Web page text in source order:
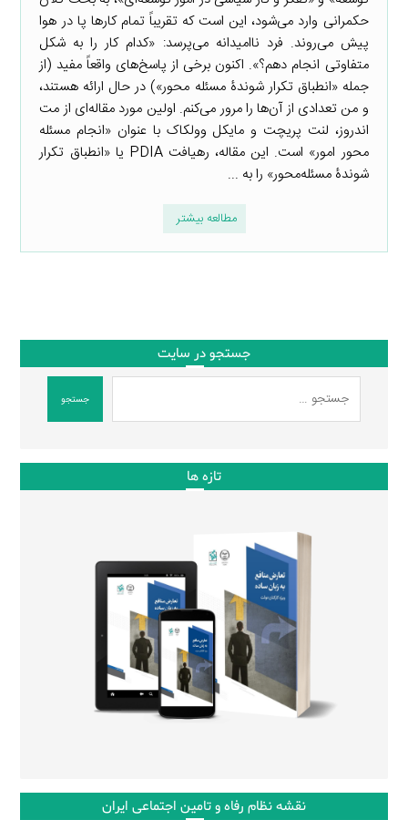
حکمرانی وارد می‌شود، این است که تقریباً تمام کارها پا در هوا
پیش می‌روند. فرد ناامیدانه می‌پرسد: «کدام کار را به شکل
متفاوتی انجام دهم؟». اکنون برخی از پاسخ‌های واقعاً مفید (از
جمله «انطباق تکرار شوندۀ مسئله ‌محور») در حال ارائه هستند،
و من تعدادی از آن‌ها را مرور می‌کنم. اولین مورد مقاله‌ای از مت
اندروز، لنت پریچت و مایکل وولکاک با عنوان «انجام مسئله
محور امور» است. این مقاله، رهیافت PDIA یا «انطباق تکرار
شوندۀ مسئله‌محور» را به ...
مطالعه بیشتر
جستجو در سایت
جستجو
تازه ها
نقشه نظام رفاه و تامین اجتماعی ایران